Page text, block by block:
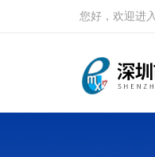
您好，欢迎进